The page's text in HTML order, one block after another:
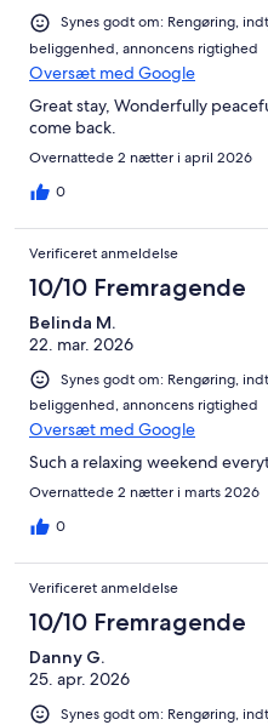
Synes godt om: Rengøring,
beliggenhed, annoncens rigtighed
Oversæt med Google
Great stay, Wonderfully
come back.
Overnattede 2 nætter i april 2026
0
Verificeret anmeldelse
10/10 Fremragende
Belinda M.
22. mar. 2026
Synes godt om: Rengøring,
beliggenhed, annoncens rigtighed
Oversæt med Google
Such a relaxing weekend
Overnattede 2 nætter i marts 2026
0
Verificeret anmeldelse
10/10 Fremragende
Danny G.
25. apr. 2026
Synes godt om: Rengøring,